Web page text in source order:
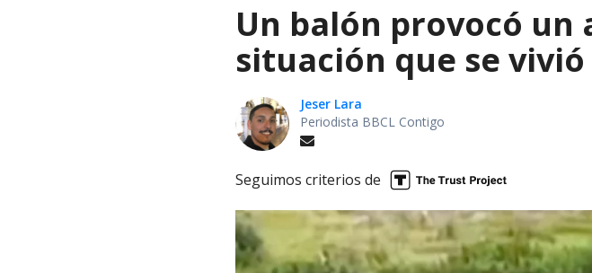
Un balón provocó
situación que se
Jeser Lara
Periodista BBCL Contigo
Seguimos criterios de